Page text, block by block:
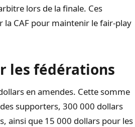
lors de la finale. Ces
la CAF pour maintenir le fair-play
les fédérations
en amendes. Cette somme
supporters, 300 000 dollars
ainsi que 15 000 dollars pour les